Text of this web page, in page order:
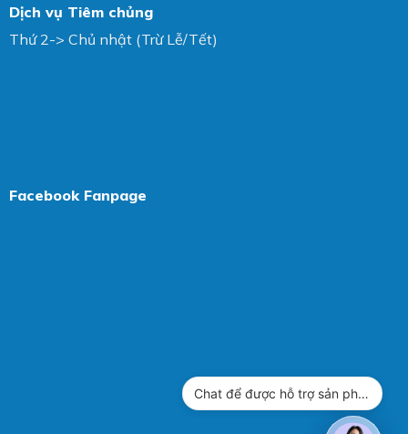
Dịch vụ Tiêm chủng
Thứ 2-> Chủ nhật (Trừ Lễ/Tết)
Facebook Fanpage
Chat để được hỗ trợ sản phẩm